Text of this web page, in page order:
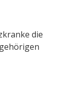
die